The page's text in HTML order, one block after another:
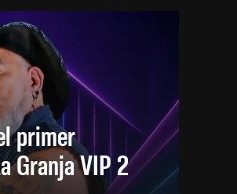
primer
Granja VIP 2